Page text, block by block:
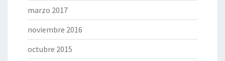
marzo 2017
noviembre 2016
octubre 2015